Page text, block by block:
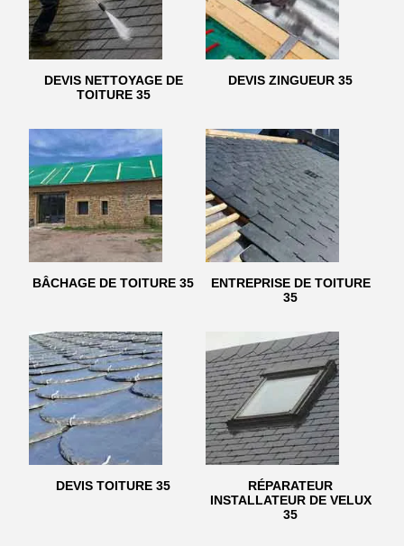
DEVIS NETTOYAGE DE
TOITURE 35
DEVIS ZINGUEUR 35
BÂCHAGE DE TOITURE 35
ENTREPRISE DE TOITURE
35
DEVIS TOITURE 35
RÉPARATEUR
INSTALLATEUR DE VELUX
35